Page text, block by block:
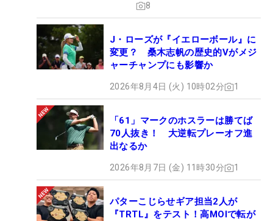
8
J・ローズが『イエローボール』に
変更？ 桑木志帆の歴史的Vがメジ
ャーチャンプにも影響か
2026年8月4日 (火) 10時02分 1
「61」マークのホスラーは勝てば
70人抜き！ 大逆転プレーオフ進
出なるか
2026年8月7日 (金) 11時30分 1
パターこじらせギア担当2人が
『TRTL』をテスト！高MOIで転が